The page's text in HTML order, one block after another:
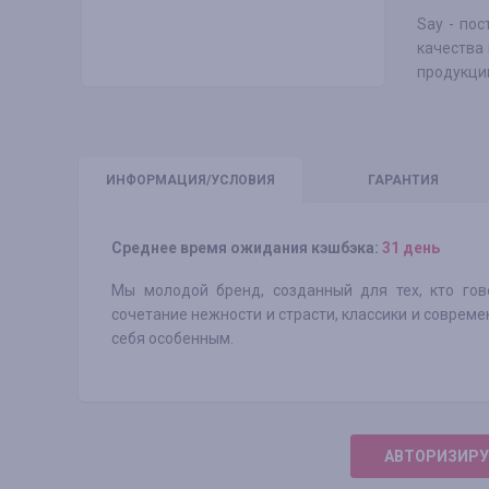
Say -
ИНФО РМАЦИЯ/УСЛОВИЯ ГАРАНТИЯ
Среднее время ожидания кэшбэка: 31 день
Мы молодой бренд, созданный для тех, кто
сочетание нежности и страсти, классики и
себя особенным.